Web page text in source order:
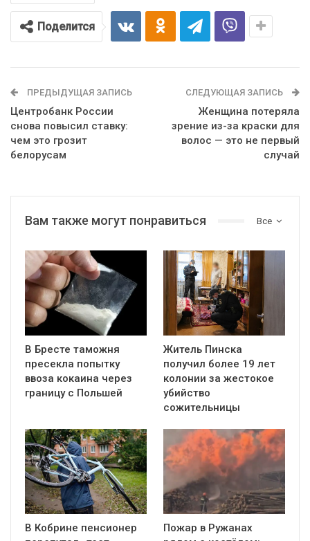
Поделится
ПРЕДЫДУЩАЯ ЗАПИСЬ
Центробанк России
снова повысил ставку:
чем это грозит
белорусам
СЛЕДУЮЩАЯ ЗАПИСЬ
Женщина потеряла
зрение из-за краски для
волос — это не первый
случай
Все
Вам также могут понравиться
В Бресте таможня
пресекла попытку
ввоза кокаина через
границу с Польшей
Житель Пинска
получил более 19 лет
колонии за жестокое
убийство
сожительницы
В Кобрине пенсионер
Пожар в Ружанах